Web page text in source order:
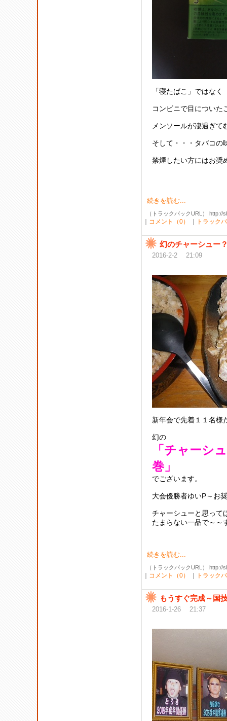
「寝たばこ」ではな
コンビニで目についた
メンソールが凄過ぎて
そして・・・タバコの
禁煙したい方にはお奨
続きを読む...
（トラックバックURL）
コメント（0） トラック
幻のチャーシュー
2016-2-2 21:09
新年会で先着１１名様
幻の
「チャーシ
巻」
でございます。
大会優勝者ゆいP～お
チャーシューと思って
たまらない一品で～～
続きを読む...
（トラックバックURL）
コメント（0） トラック
もうすぐ完成～国
2016-1-26 21:37